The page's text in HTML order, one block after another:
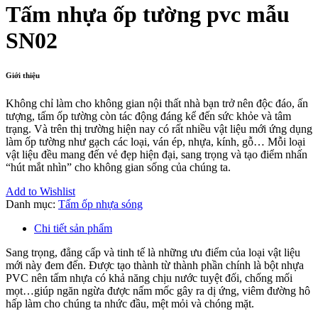
Tấm nhựa ốp tường pvc mẫu
SN02
Giới thiệu
Không chỉ làm cho không gian nội thất nhà bạn trở nên độc đáo, ấn
tượng, tấm ốp tường còn tác động đáng kể đến sức khỏe và tâm
trạng. Và trên thị trường hiện nay có rất nhiều vật liệu mới ứng dụng
làm ốp tường như gạch các loại, ván ép, nhựa, kính, gỗ… Mỗi loại
vật liệu đều mang đến vẻ đẹp hiện đại, sang trọng và tạo điểm nhấn
“hút mắt nhìn” cho không gian sống của chúng ta.
Add to Wishlist
Danh mục: Tấm ốp nhựa sóng
Chi tiết sản phẩm
Sang trọng, đẳng cấp và tinh tế là những ưu điểm của loại vật liệu
mới này đem đến. Được tạo thành từ thành phần chính là bột nhựa
PVC nên tấm nhựa có khả năng chịu nước tuyệt đối, chống mối
mọt…giúp ngăn ngừa được nấm mốc gây ra dị ứng, viêm đường hô
hấp làm cho chúng ta nhức đầu, mệt mỏi và chóng mặt.